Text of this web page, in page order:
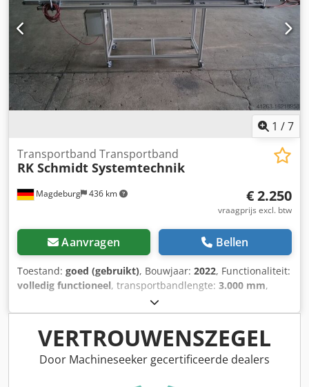
1 /7
Magdeburg 436 km
Transportband Transportband
RK Schmidt Systemtechnik
€ 2.250
vraagprijs excl. btw
Aanvragen Bellen
Toestand: goed (gebruikt), Bouwjaar: 2022, Functionaliteit:
volledig functioneel, transportbandlengte: 3.000 mm,
400 mm
beschikbaar, Transportband met snelheidsregelaar, merk
RK Schmidt Systemtechnik, bouwjaar 2022, afmetingen
(lxbxh) 3000x400x900 mm, onderstel van aluminium met
wielen, 2 stuks beschikbaar. Dkjdpfotr T Irjx Aifjr
VERTROUWENSZEGEL
Door Machineseeker gecertificeerde dealers